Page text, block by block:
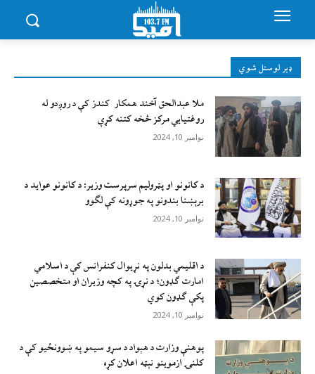
ډېر لوستل شوي
ملا عبدالحق آخند همکار کندز کې د روږدو له
روغتیایي مرکز څخه کتنه کړې
نوامبر 10, 2024
د کانونو او پټرولیم سرپرست وزیر: د کانونو عواید د
برېښنا بندونو په جوړونه کې لګوو
نوامبر 10, 2024
د اقليمي بدلون په نړيوال کنفرانس کې د اسلامي
امارت ګډون؛ د نړۍ په کچه وزيران او متخصصين
پکې ګډون کوي
نوامبر 10, 2024
پوهنې وزارت د هېواد د سړو سيمو په ښوونځيو کې د
کلنۍ ازموينو نېټه اعلان کړه